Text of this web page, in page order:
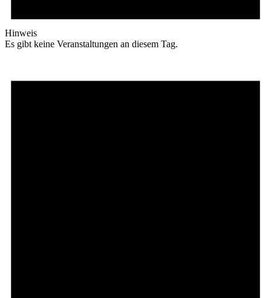
Hinweis
Es gibt keine Veranstaltungen an diesem Tag.